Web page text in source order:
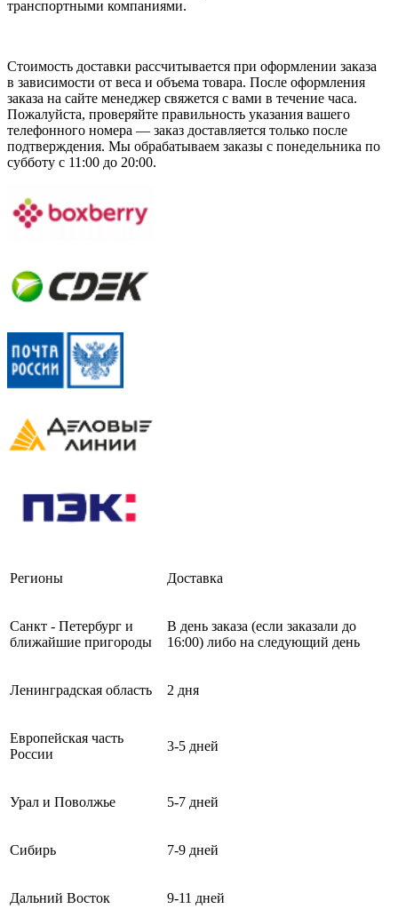
транспортными компаниями.
Стоимость доставки рассчитывается при оформлении заказа
в зависимости от веса и объема товара. После оформления
заказа на сайте менеджер свяжется с вами в течение часа.
Пожалуйста, проверяйте правильность указания вашего
телефонного номера — заказ доставляется только после
подтверждения. Мы обрабатываем заказы с понедельника по
субботу с 11:00 до 20:00.
Регионы Доставка
Санкт - Петербург и
ближайшие пригороды
В день заказа (если заказали до
16:00) либо на следующий день
Ленинградская область 2 дня
Европейская часть
России
3-5 дней
Урал и Поволжье 5-7 дней
Сибирь 7-9 дней
Дальний Восток 9-11 дней